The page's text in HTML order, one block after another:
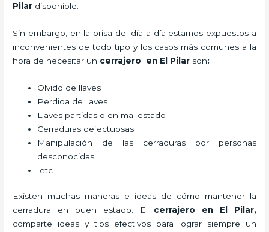
Pilar disponible.
Sin embargo, en la prisa del día a día estamos expuestos a
inconvenientes de todo tipo y los casos más comunes a la
hora de necesitar un cerrajero en El Pilar son:
Olvido de llaves
Perdida de llaves
Llaves partidas o en mal estado
Cerraduras defectuosas
Manipulación de las cerraduras por personas
desconocidas
etc
Existen muchas maneras e ideas de cómo mantener la
cerradura en buen estado. El cerrajero en El Pilar,
comparte ideas y tips efectivos para lograr siempre un